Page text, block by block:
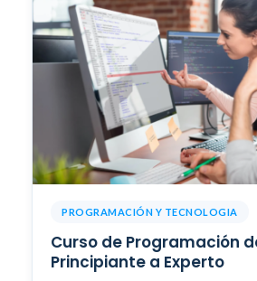
PROGRAMACIÓN Y TECNOLOGIA
Curso de Programación
Principiante a Experto